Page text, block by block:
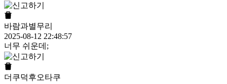
바람과별무리
2025-08-12 22:48:57
너무 쉬운데;
더쿠덕후오타쿠